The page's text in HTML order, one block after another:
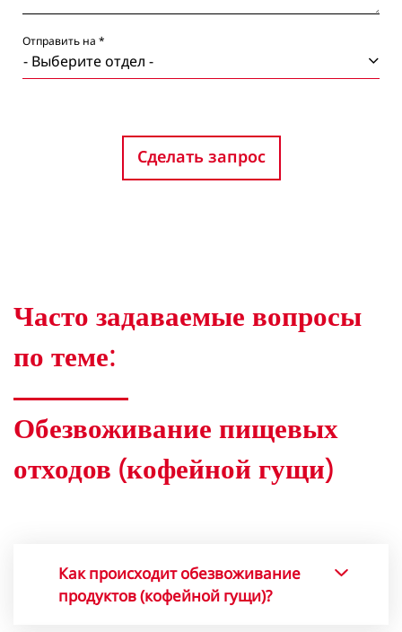
Отправить на *
Сделать запрос
Часто задаваемые вопросы
по теме:
Обезвоживание пищевых
отходов (кофейной гущи)
Как происходит обезвоживание
продуктов (кофейной гущи)?